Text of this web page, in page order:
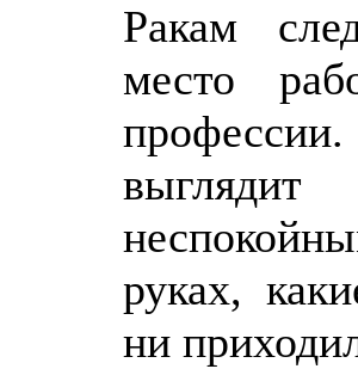
Ракам
место
руках,
ни